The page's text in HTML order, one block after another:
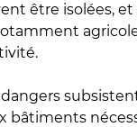
être isolées,
bâtiments